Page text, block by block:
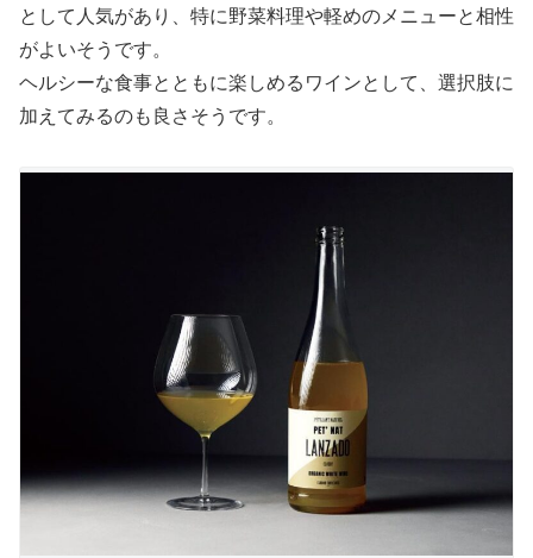
として人気があり、特に野菜料理や軽めのメニューと相性
がよいそうです。
ヘルシーな食事とともに楽しめるワインとして、選択肢に
加えてみるのも良さそうです。